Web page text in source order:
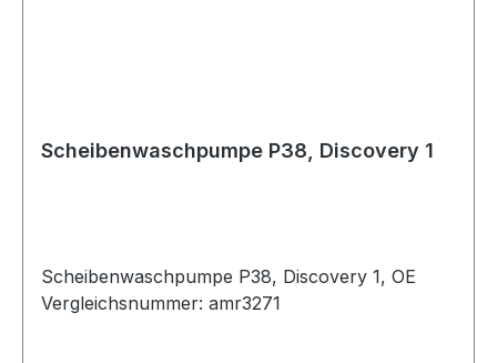
Scheibenwaschpumpe P38, Discovery 1
Scheibenwaschpumpe P38, Discovery 1, OE
Vergleichsnummer: amr3271